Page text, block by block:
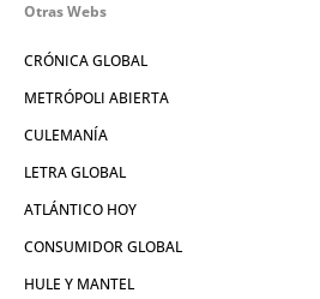
Otras Webs
CRÓNICA GLOBAL
METRÓPOLI ABIERTA
CULEMANÍA
LETRA GLOBAL
ATLÁNTICO HOY
CONSUMIDOR GLOBAL
HULE Y MANTEL